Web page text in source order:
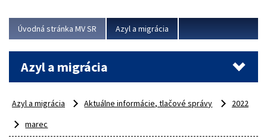
Úvodná stránka MV SR Azyl a migrácia
Azyl a migrácia
Azyl a migrácia Aktuálne informácie, tlačové správy
2022
marec